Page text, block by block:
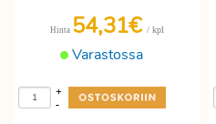
Varastossa
Hinta 54,31€ / kpl
-
+